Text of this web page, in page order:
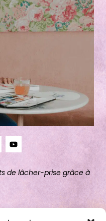
de lâcher-prise grâce à